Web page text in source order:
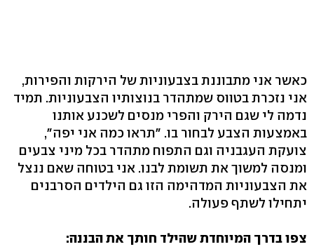
כאשר אני מתבוננת בצבעוניות של הירקות והפירות,
אני נזכרת בטווס שמתהדר בנוצותיו הצבעוניות. תמיד
נדמה לי שגם הירק והפרי מנסים לשכנע אותנו
באמצעות הצבע לבחור בו. "תראו כמה אני יפה",
צועקת העגבניה וגם התפוח מתהדר בכל מיני צבעים
ומנסה למשוך את תשומת לבנו. אני בטוחה שאם ננצל
את הצבעוניות המדהימה הזו גם הילדים הסרבנים
יתחילו לשתף פעולה.
צפו בדרך המיוחדת שהילד חותך את הבננה: